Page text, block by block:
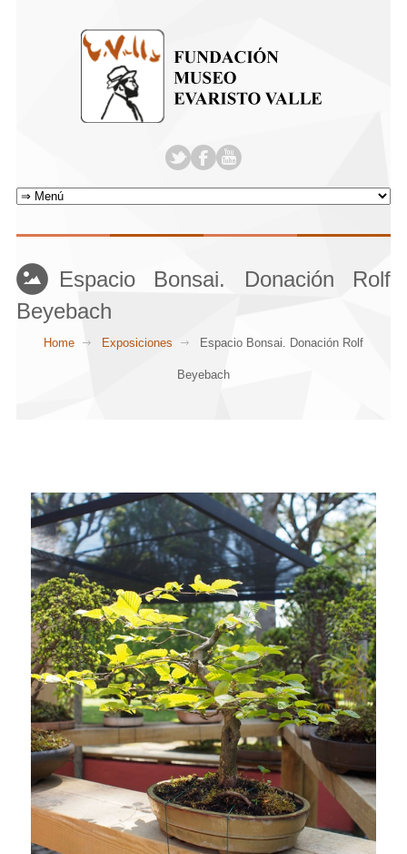
Espacio Bonsai. Donación Rolf
Beyebach
Home Exposiciones Espacio Bonsai. Donación Rolf
Beyebach